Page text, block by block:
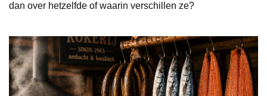
dan over hetzelfde of waarin verschillen ze?